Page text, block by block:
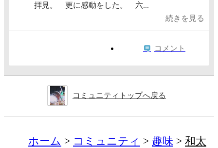
拝見。 更に感動をした。 六...
続きを見る
コメント
コミュニティトップへ戻る
ホーム コミュニティ 趣味
和太